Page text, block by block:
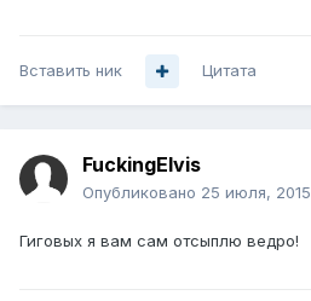
Вставить ник Цитата
FuckingElvis
Опубликовано 25 июля, 2015
Гиговых я вам сам отсыплю ведро!